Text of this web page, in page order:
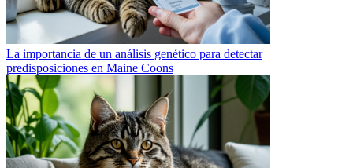
La importancia de un análisis genético para detectar
predisposiciones en Maine Coons